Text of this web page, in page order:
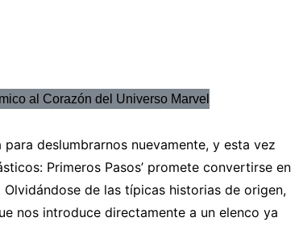
deslumbrarnos nuevamente, y esta vez
Primeros Pasos’ promete convertirse en
de las típicas historias de origen,
nos introduce directamente a un elenco ya